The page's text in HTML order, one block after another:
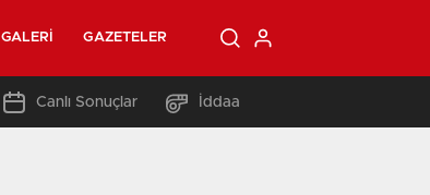
GALERI GAZETELER
Canlı Sonuçlar İddaa